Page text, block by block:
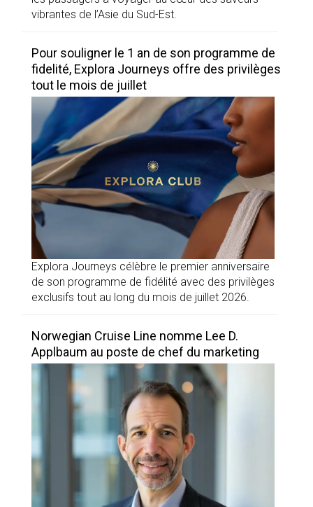
vibrantes de l’Asie du Sud-Est.
Pour souligner le 1 an de son programme de
fidelité, Explora Journeys offre des privilèges
tout le mois de juillet
Explora Journeys célèbre le premier anniversaire
de son programme de fidélité avec des privilèges
exclusifs tout au long du mois de juillet 2026.
Norwegian Cruise Line nomme Lee D.
Applbaum au poste de chef du marketing